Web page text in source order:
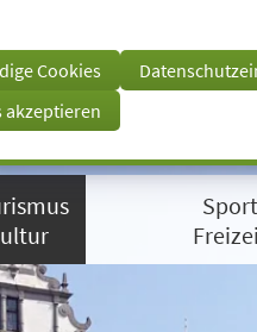
Cookies
akzeptieren
Sport